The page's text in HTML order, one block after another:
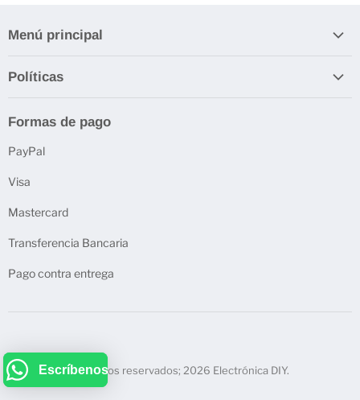
Menú principal
RECURSOS GRATIS
NOSOTROS
CONTACTO
Políticas
Garantía de electrónicos Arduino
Formas de pago
PayPal
Visa
Mastercard
Transferencia Bancaria
Pago contra entrega
Derechos reservados; 2026 Electrónica DIY.
Escríbenos
Escríbenos